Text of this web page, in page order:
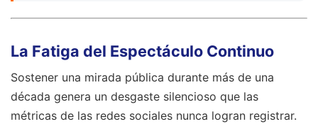
La Fatiga del Espectáculo Continuo
Sostener una mirada pública durante más de una
década genera un desgaste silencioso que las
métricas de las redes sociales nunca logran registrar.